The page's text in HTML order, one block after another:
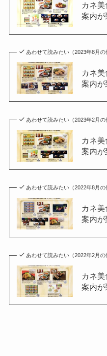
カネ
案内が
あわせて読みたい（2023年8月の
カネ
案内が
あわせて読みたい（2023年2月の
カネ
案内が
あわせて読みたい（2022年8月の
カネ
案内が
あわせて読みたい（2022年2月の
カネ
案内が